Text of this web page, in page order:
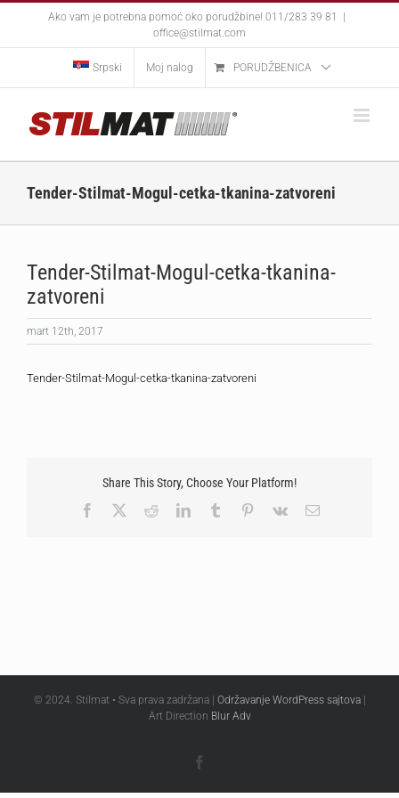
Ako vam je potrebna pomoć oko porudžbine! 011/283 39 81
office@stilmat.com
Srpski Moj nalog PORUDŽBENICA
Tender-Stilmat-Mogul-cetka-tkanina-zatvoreni
Tender-Stilmat-Mogul-cetka-tkanina-
zatvoreni
mart 12th, 2017
Tender-Stilmat-Mogul-cetka-tkanina-zatvoreni
Share This Story, Choose Your Platform!
Facebook
RedditLinkedInTumblr Pinterest
Vk Email
© 2024. Stilmat • Sva prava zadržana | Održavanje WordPress sajtova|
Art Direction Blur Adv